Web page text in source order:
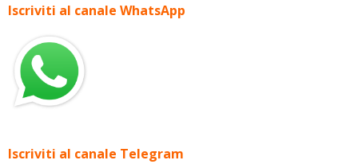
Iscriviti al canale WhatsApp
Iscriviti al canale Telegram